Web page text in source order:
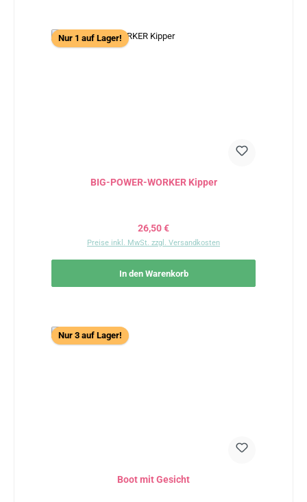
Nur 1 auf Lager!
BIG-POWER-WORKER Kipper
Regulärer Preis:
26,50 €
Preise inkl. MwSt. zzgl. Versandkosten
In den Warenkorb
Nur 3 auf Lager!
Boot mit Gesicht